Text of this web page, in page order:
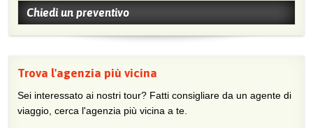
Chiedi un preventivo
Trova l'agenzia più vicina
Sei interessato ai nostri tour? Fatti consigliare da un agente di
viaggio, cerca l'agenzia più vicina a te.